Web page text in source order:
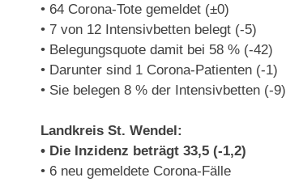
• 64 Corona-Tote gemeldet (±0)
• 7 von 12 Intensivbetten belegt (-5)
• Belegungsquote damit bei 58 % (-42)
• Darunter sind 1 Corona-Patienten (-1)
• Sie belegen 8 % der Intensivbetten (-9)
Landkreis St. Wendel:
• Die Inzidenz beträgt 33,5 (-1,2)
• 6 neu gemeldete Corona-Fälle